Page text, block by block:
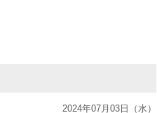
2024年07月03日（水）